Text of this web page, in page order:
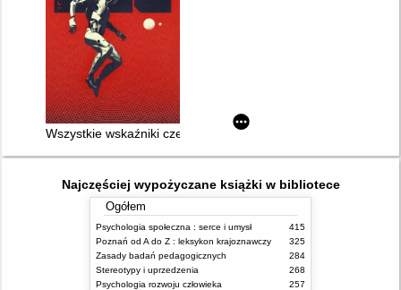
Wszystkie wskaźniki czerwone ; Sztuczny stan
Najczęściej wypożyczane książki w bibliotece
Ogółem
Psychologia społeczna : serce i umysł
415
Poznań od A do Z : leksykon krajoznawczy
325
Zasady badań pedagogicznych
284
Stereotypy i uprzedzenia
268
Psychologia rozwoju człowieka
257